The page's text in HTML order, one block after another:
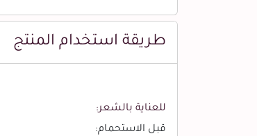
طريقة استخدام المنتج
للعناية بالشعر:
قبل الاستحمام: